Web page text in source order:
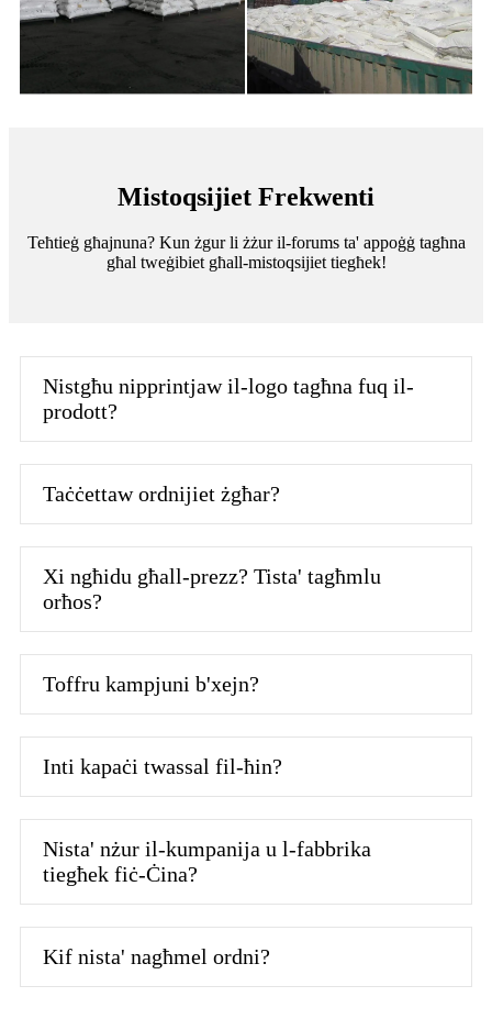
Mistoqsijiet Frekwenti
Teħtieġ għajnuna? Kun żgur li żżur il-forums ta' appoġġ tagħna
għal tweġibiet għall-mistoqsijiet tiegħek!
Nistgħu nipprintjaw il-logo tagħna fuq il-
prodott?
Taċċettaw ordnijiet żgħar?
Xi ngħidu għall-prezz? Tista' tagħmlu
orħos?
Toffru kampjuni b'xejn?
Inti kapaċi twassal fil-ħin?
Nista' nżur il-kumpanija u l-fabbrika
tiegħek fiċ-Ċina?
Kif nista' nagħmel ordni?